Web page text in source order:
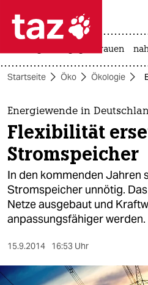
 taz zahl
taz zahl ich
themen
politik
öko
gesellschaft
kultur
sport
berlin
gewalt gegen frauen
Startseite Öko Ökologie
Energiewende in
Flexibilität
Stromspeicher
In den kommenden Jahren
Stromspeicher unnötig.
Netze ausgebaut und
anpassungsfähiger werden.
15.9.2014 16:53 Uhr